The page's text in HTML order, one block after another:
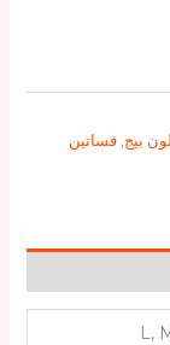
بيج فساتين
L,